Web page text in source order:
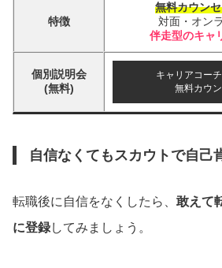
特徴
無料カウン
対面・オン
伴走型のキャ
個別説明会
(無料)
キャリアコー
無料カウ
自信なくてもスカウトで自己
転職後に自信をなくしたら、 敢えて
に登録してみましょう。